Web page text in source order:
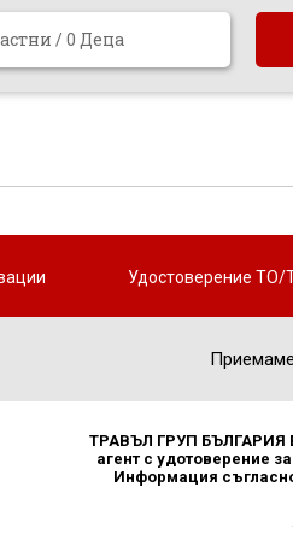
/ 0 Деца
Удостоверение ТО/
ТРАВЪЛ ГРУП БЪЛГАРИЯ
агент с удотоверение
Информация